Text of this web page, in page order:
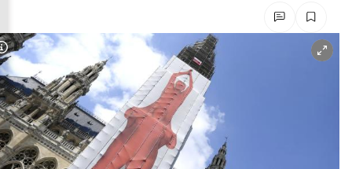
Untermenü
Untermenü
Untermenü
Untermenü
Copyright-Hinweis öffnen/schließen